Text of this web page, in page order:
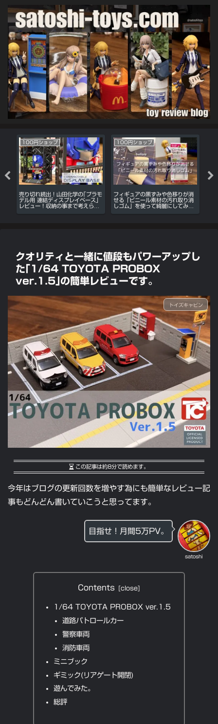
100円ショップ
売り切れ続出！山田化学の｢プラモ
デル用 連結ディスプレイベース｣
レビュー！収納の事まで考えられ
100円ショップ
フィギュアの黒ずみや色移りが消
せる「ビニール素材の汚れ取り消
しゴム」を使って綺麗にしてみ
クオリティと一緒に値段もパワーアップし
た｢1/64 TOYOTA PROBOX
ver.1.5｣の簡単レビューです。
トイズキャビン
この記事は約8分で読めます。
今年はブログの更新回数を増やす為にも簡単なレビュー記
事もどんどん書いていこうと思ってます。
satoshi
目指せ！月間5万PV。
Contents
1/64 TOYOTA PROBOX ver.1.5
道路パトロールカー
警察車両
消防車両
ミニブック
ギミック(リアゲート開閉)
遊んでみた。
総評